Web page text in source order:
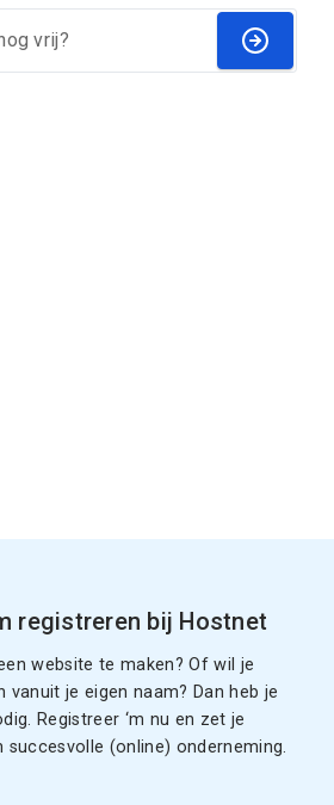
registreren bij Hostnet
website te maken? Of wil je
vanuit je eigen naam? Dan heb je
Registreer ‘m nu en zet je
succesvolle (online) onderneming.